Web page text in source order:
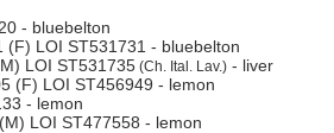
- bluebelton
(F) LOI ST531731 - bluebelton
LOI ST531735 (Ch. Ital. Lav.) - liver
(F) LOI ST456949 - lemon
- lemon
LOI ST477558 - lemon